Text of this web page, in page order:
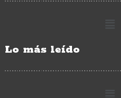
Lo más leído